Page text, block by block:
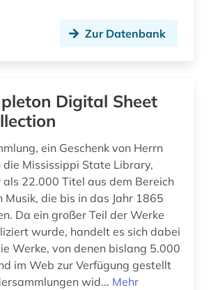
fernsehserien (1)
fid benelux (1)
fid darstellende kunst (5)
fid geschichtswissenschaft (5)
fid jüdische studien (1)
Zur Datenbank
Digital Sheet
ein Geschenk von Herrn
die Mississippi State Library,
als 22.000 Titel aus dem Bereich
Musik, die bis in das Jahr 1865
Da ein großer Teil der Werke
wurde, handelt es sich dabei
Werke, von denen bislang 5.000
im Web zur Verfügung gestellt
Sondersammlungen wid... Mehr